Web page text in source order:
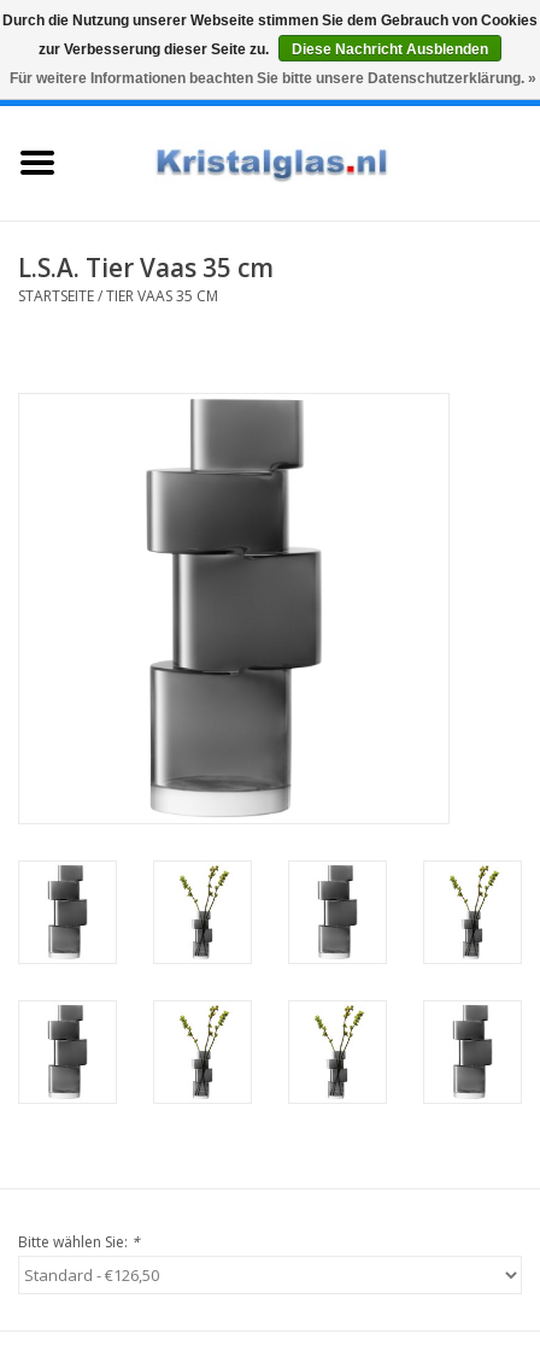
Snelle levering
Graveren
0 Artikel - €0,00
Karaffen
L.S.A. Tier Vaas 35 cm
STARTSEITE/TIER VAAS 35 CM
Bitte wählen Sie: *
Durch die Nutzung unserer Webseite stimmen Sie dem Gebrauch von Cookies
zur Verbesserung dieser Seite zu.
Diese Nachricht Ausblenden
Für weitere Informationen beachten Sie bitte unsere Datenschutzerklärung. »